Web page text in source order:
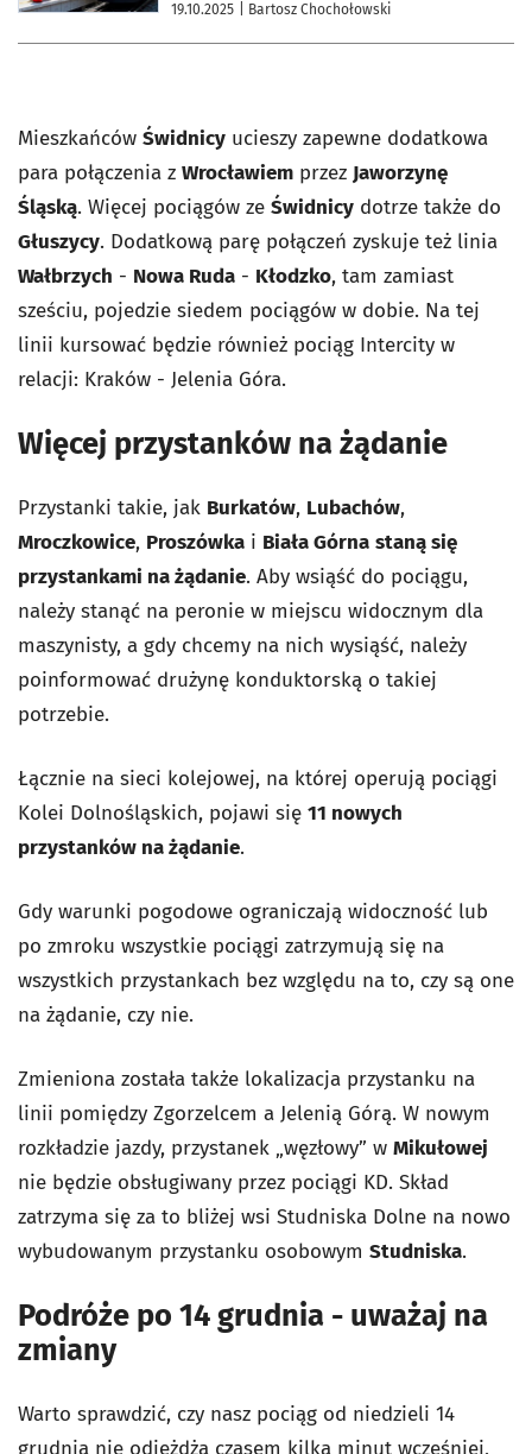
19.10.2025 | Bartosz Chochołowski
Mieszkańców Świdnicy ucieszy zapewne dodatkowa
para połączenia z Wrocławiem przez Jaworzynę
Śląską. Więcej pociągów ze Świdnicy dotrze także do
Głuszycy. Dodatkową parę połączeń zyskuje też linia
Wałbrzych - Nowa Ruda - Kłodzko, tam zamiast
sześciu, pojedzie siedem pociągów w dobie. Na tej
linii kursować będzie również pociąg Intercity w
relacji: Kraków - Jelenia Góra.
Więcej przystanków na żądanie
Przystanki takie, jak Burkatów, Lubachów,
Mroczkowice, Proszówka i Biała Górna staną się
przystankami na żądanie. Aby wsiąść do pociągu,
należy stanąć na peronie w miejscu widocznym dla
maszynisty, a gdy chcemy na nich wysiąść, należy
poinformować drużynę konduktorską o takiej
potrzebie.
Łącznie na sieci kolejowej, na której operują pociągi
Kolei Dolnośląskich, pojawi się 11 nowych
przystanków na żądanie.
Gdy warunki pogodowe ograniczają widoczność lub
po zmroku wszystkie pociągi zatrzymują się na
wszystkich przystankach bez względu na to, czy są one
na żądanie, czy nie.
Zmieniona została także lokalizacja przystanku na
linii pomiędzy Zgorzelcem a Jelenią Górą. W nowym
rozkładzie jazdy, przystanek „węzłowy” w Mikułowej
nie będzie obsługiwany przez pociągi KD. Skład
zatrzyma się za to bliżej wsi Studniska Dolne na nowo
wybudowanym przystanku osobowym Studniska.
Podróże po 14 grudnia - uważaj na
zmiany
Warto sprawdzić, czy nasz pociąg od niedzieli 14
grudnia nie odjeżdża czasem kilka minut wcześniej,